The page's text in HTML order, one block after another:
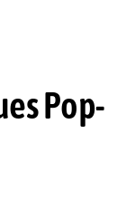
Pop-